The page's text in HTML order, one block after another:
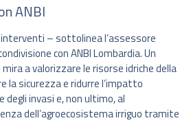
ANBI
– sottolinea l’assessore
con ANBI Lombardia. Un
a valorizzare le risorse idriche della
la sicurezza e ridurre l’impatto
invasi e, non ultimo, al
dell’agroecosistema irriguo tramite